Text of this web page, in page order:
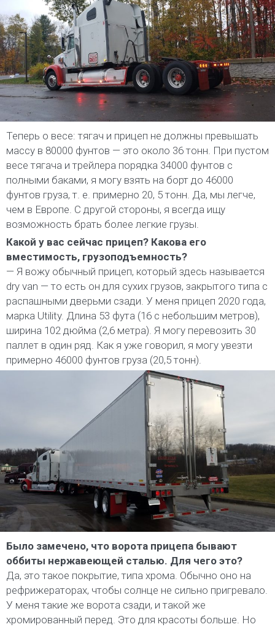
Теперь о весе: тягач и прицеп не должны превышать
массу в 80000 фунтов — это около 36 тонн. При пустом
весе тягача и трейлера порядка 34000 фунтов с
полными баками, я могу взять на борт до 46000
фунтов груза, т. е. примерно 20, 5 тонн. Да, мы легче,
чем в Европе. С другой стороны, я всегда ищу
возможность брать более легкие грузы.
Какой у вас сейчас прицеп? Какова его
вместимость, грузоподъемность?
— Я вожу обычный прицеп, который здесь называется
dry van — то есть он для сухих грузов, закрытого типа с
распашными дверьми сзади. У меня прицеп 2020 года,
марка Utility. Длина 53 фута (16 с небольшим метров),
ширина 102 дюйма (2,6 метра). Я могу перевозить 30
паллет в один ряд. Как я уже говорил, я могу увезти
примерно 46000 фунтов груза (20,5 тонн).
Было замечено, что ворота прицепа бывают
оббиты нержавеющей сталью. Для чего это?
Да, это такое покрытие, типа хрома. Обычно оно на
рефрижераторах, чтобы солнце не сильно пригревало.
У меня такие же ворота сзади, и такой же
хромированный перед. Это для красоты больше. Но